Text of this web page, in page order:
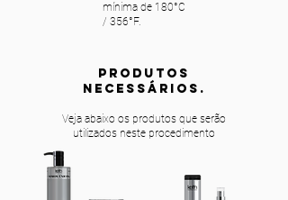
mínima de 180°C
/ 356°F.
PRODUTOS
NECESSÁRIOS.
Veja abaixo os produtos que serão
utilizados neste procedimento